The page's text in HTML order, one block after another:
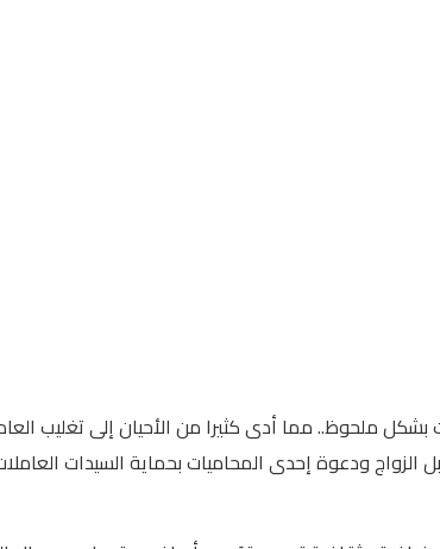
ملحوظ.. مما أدى كثيرا من الأحيان إلى تغليب
ودعوة إحدى المحاميات بحماية السيدات